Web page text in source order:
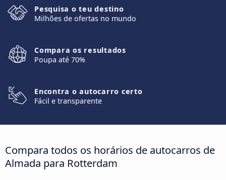
Pesquisa o teu destino
Milhões de ofertas no mundo
Compara os resultados
Poupa até 70%
Encontra o autocarro certo
Fácil e transparente
Compara todos os horários de autocarros de
Almada para Rotterdam